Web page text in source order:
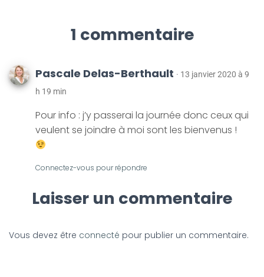
1 commentaire
Pascale Delas-Berthault · 13 janvier 2020 à 9
h 19 min
Pour info : j’y passerai la journée donc ceux qui
veulent se joindre à moi sont les bienvenus !
Connectez-vous pour répondre
Laisser un commentaire
Vous devez être connecté pour publier un commentaire.